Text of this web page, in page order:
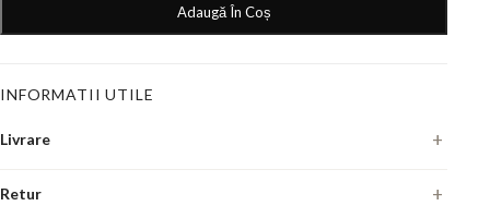
Adaugă În Coș
INFORMATII UTILE
Livrare
Retur